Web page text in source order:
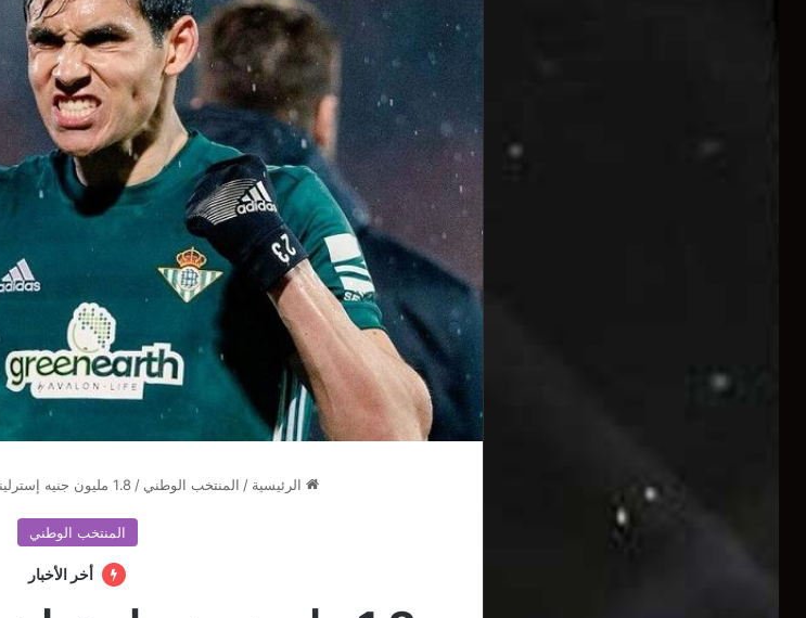
الرئيسية / المنتخب الوطني /1.8 مليون جنيه إسترليني تفصل ماندي عن ليفربول
المنتخب الوطني
أخر الأخبار